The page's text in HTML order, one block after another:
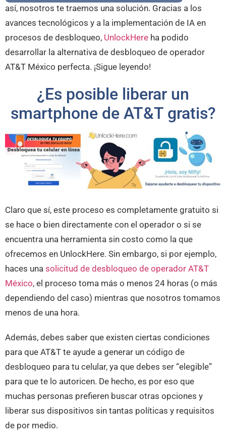
así, nosotros te traemos una solución. Gracias a los
avances tecnológicos y a la implementación de IA en
procesos de desbloqueo, UnlockHere ha podido
desarrollar la alternativa de desbloqueo de operador
AT&T México perfecta. ¡Sigue leyendo!
¿Es posible liberar un
smartphone de AT&T gratis?
Claro que sí, este proceso es completamente gratuito si
se hace o bien directamente con el operador o si se
encuentra una herramienta sin costo como la que
ofrecemos en UnlockHere. Sin embargo, si por ejemplo,
haces una solicitud de desbloqueo de operador AT&T
México, el proceso toma más o menos 24 horas (o más
dependiendo del caso) mientras que nosotros tomamos
menos de una hora.
Además, debes saber que existen ciertas condiciones
para que AT&T te ayude a generar un código de
desbloqueo para tu celular, ya que debes ser “elegible”
para que te lo autoricen. De hecho, es por eso que
muchas personas prefieren buscar otras opciones y
liberar sus dispositivos sin tantas políticas y requisitos
de por medio.